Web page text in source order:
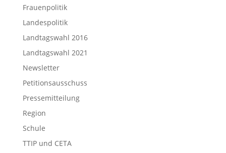
Frauenpolitik
Landespolitik
Landtagswahl 2016
Landtagswahl 2021
Newsletter
Petitionsausschuss
Pressemitteilung
Region
Schule
TTIP und CETA